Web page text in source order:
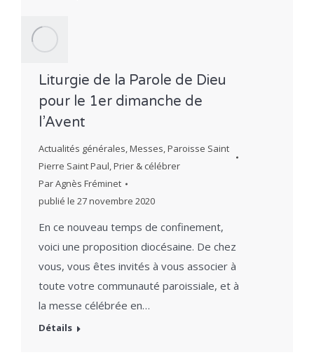
Liturgie de la Parole de Dieu
pour le 1er dimanche de
l’Avent
Actualités générales,Messes,Paroisse Saint
Pierre Saint Paul,Prier & célébrer
ParAgnès Fréminet
publié le 27 novembre 2020
En ce nouveau temps de confinement,
voici une proposition diocésaine. De chez
vous, vous êtes invités à vous associer à
toute votre communauté paroissiale, et à
la messe célébrée en…
Détails